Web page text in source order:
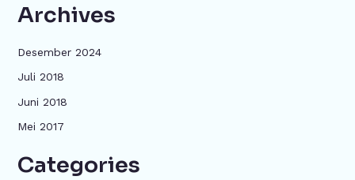
Archives
Desember 2024
Juli 2018
Juni 2018
Mei 2017
Categories